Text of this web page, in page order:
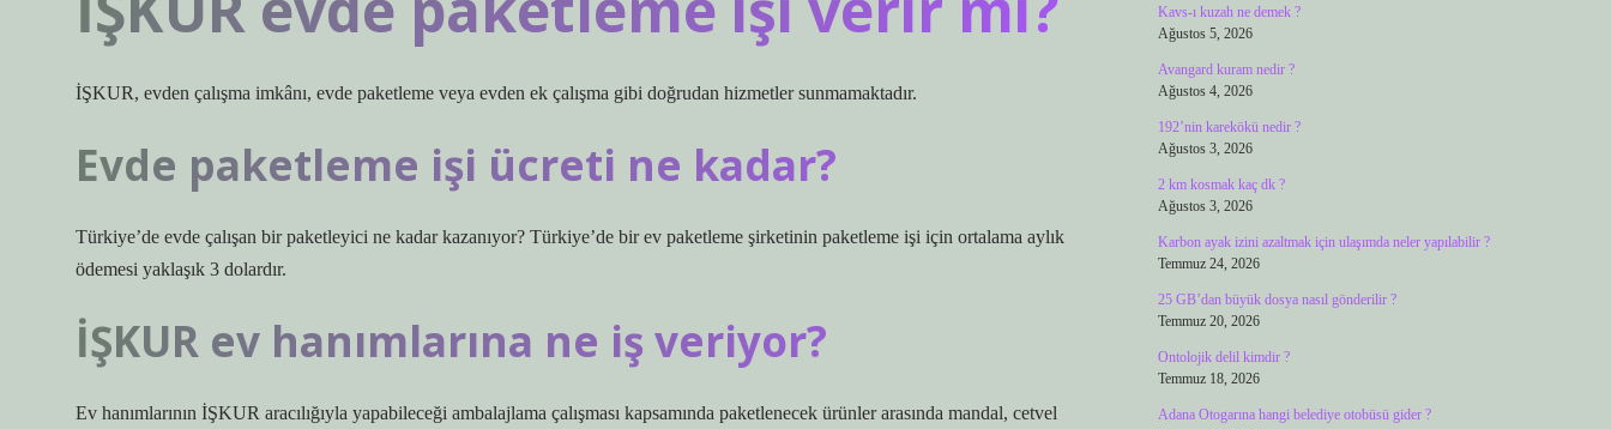
İŞKUR, evden çalışma imkânı, evde paketleme veya evden ek çalışma gibi doğrudan hizmetler sunmamaktadır.
Evde paketleme işi ücreti ne kadar?
Türkiye’de evde çalışan bir paketleyici ne kadar kazanıyor? Türkiye’de bir ev paketleme şirketinin paketleme işi için ortalama aylık
ödemesi yaklaşık 3 dolardır.
İŞKUR ev hanımlarına ne iş veriyor?
Ev hanımlarının İŞKUR aracılığıyla yapabileceği ambalajlama çalışması kapsamında paketlenecek ürünler arasında mandal, cetvel
Kavs-ı kuzah ne demek ?
Ağustos 5, 2026
Avangard kuram nedir ?
Ağustos 4, 2026
192’nin karekökü nedir ?
Ağustos 3, 2026
2 km kosmak kaç dk ?
Ağustos 3, 2026
Karbon ayak izini azaltmak için ulaşımda neler yapılabilir ?
Temmuz 24, 2026
25 GB’dan büyük dosya nasıl gönderilir ?
Temmuz 20, 2026
Ontolojik delil kimdir ?
Temmuz 18, 2026
Adana Otogarına hangi belediye otobüsü gider ?